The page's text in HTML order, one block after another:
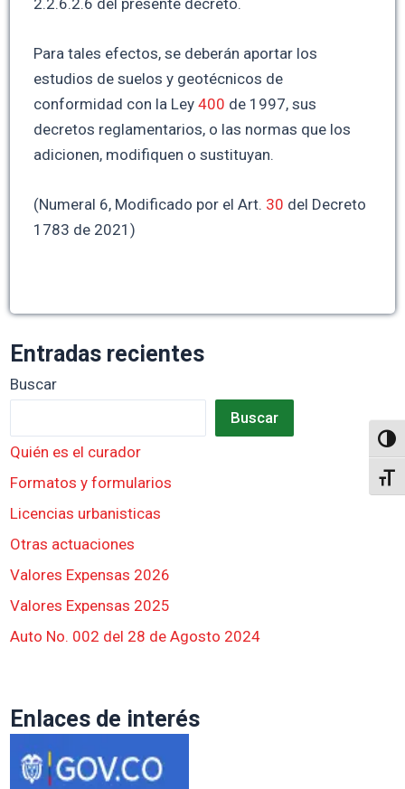
2.2.6.2.6 del presente decreto.
Para tales efectos, se deberán aportar los
estudios de suelos y geotécnicos de
conformidad con la Ley 400 de 1997, sus
decretos reglamentarios, o las normas que los
adicionen, modifiquen o sustituyan.
(Numeral 6, Modificado por el Art. 30 del Decreto
1783 de 2021)
Entradas recientes
Buscar
Buscar
Quién es el curador
Formatos y formularios
Licencias urbanisticas
Otras actuaciones
Valores Expensas 2026
Valores Expensas 2025
Auto No. 002 del 28 de Agosto 2024
Enlaces de interés